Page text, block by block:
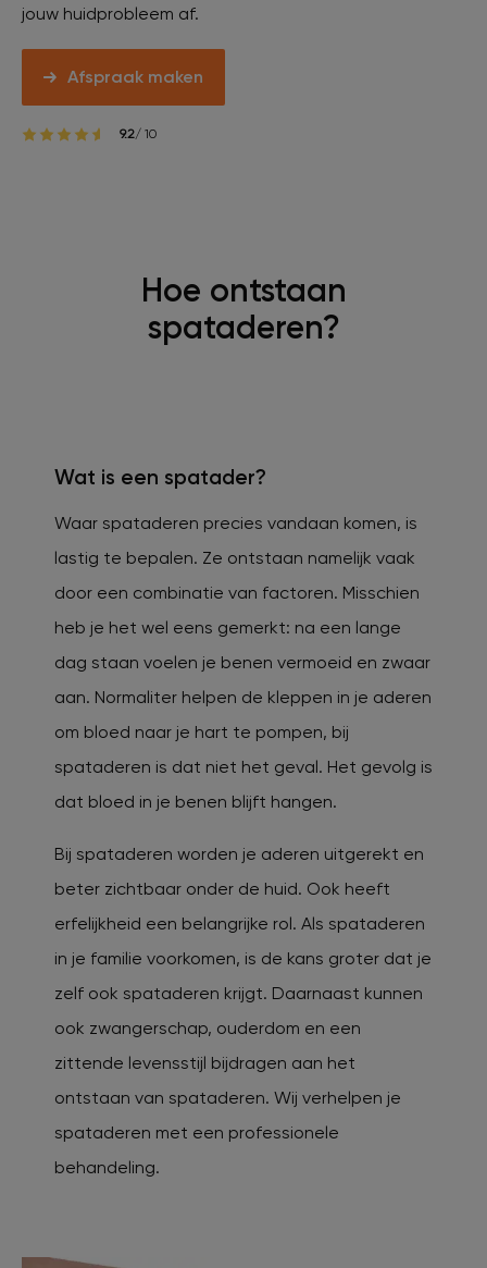
jouw huidprobleem af.
Afspraak maken
9.2/ 10
Hoe ontstaan
spataderen?
Wat is een spatader?
Waar spataderen precies vandaan komen, is
lastig te bepalen. Ze ontstaan namelijk vaak
door een combinatie van factoren. Misschien
heb je het wel eens gemerkt: na een lange
dag staan voelen je benen vermoeid en zwaar
aan. Normaliter helpen de kleppen in je aderen
om bloed naar je hart te pompen, bij
spataderen is dat niet het geval. Het gevolg is
dat bloed in je benen blijft hangen.
Bij spataderen worden je aderen uitgerekt en
beter zichtbaar onder de huid. Ook heeft
erfelijkheid een belangrijke rol. Als spataderen
in je familie voorkomen, is de kans groter dat je
zelf ook spataderen krijgt. Daarnaast kunnen
ook zwangerschap, ouderdom en een
zittende levensstijl bijdragen aan het
ontstaan van spataderen. Wij verhelpen je
spataderen met een professionele
behandeling.
Over ons Locaties Vacatures